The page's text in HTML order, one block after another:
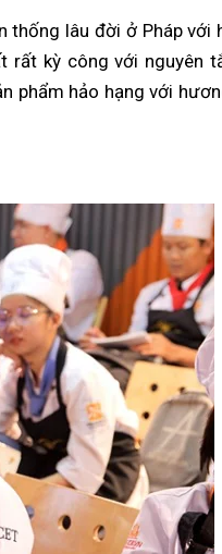
thống lâu đời ở Pháp với
rất kỳ công với nguyên
phẩm hảo hạng với